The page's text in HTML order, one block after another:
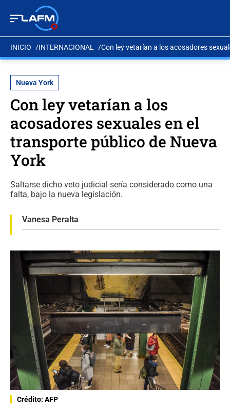
INICIO INTERNACIONAL Con ley vetarían a los acosadores
Nueva York
Con ley vetarían a los
acosadores sexuales en el
transporte público de Nueva
York
Saltarse dicho veto judicial sería considerado como una
falta, bajo la nueva legislación.
Vanesa Peralta
Crédito: AFP